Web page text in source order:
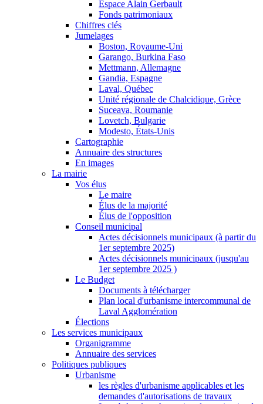
Espace Alain Gerbault
Fonds patrimoniaux
Chiffres clés
Jumelages
Boston, Royaume-Uni
Garango, Burkina Faso
Mettmann, Allemagne
Gandia, Espagne
Laval, Québec
Unité régionale de Chalcidique, Grèce
Suceava, Roumanie
Lovetch, Bulgarie
Modesto, États-Unis
Cartographie
Annuaire des structures
En images
La mairie
Vos élus
Le maire
Élus de la majorité
Élus de l'opposition
Conseil municipal
Actes décisionnels municipaux (à partir du
1er septembre 2025)
Actes décisionnels municipaux (jusqu'au
1er septembre 2025 )
Le Budget
Documents à télécharger
Plan local d'urbanisme intercommunal de
Laval Agglomération
Élections
Les services municipaux
Organigramme
Annuaire des services
Politiques publiques
Urbanisme
les règles d'urbanisme applicables et les
demandes d'autorisations de travaux